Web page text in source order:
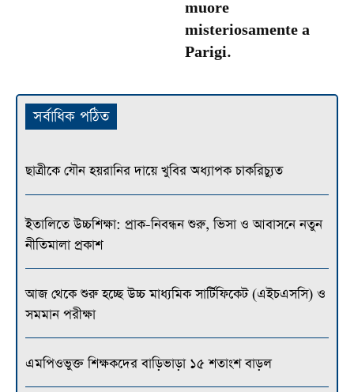
muore
misteriosamente a
Parigi.
সর্বাধিক পঠিত
ছাত্রীকে যৌন হয়রানির দায়ে খুবির অধ্যাপক চাকরিচ্যুত
ইতালিতে উচ্চশিক্ষা: প্রাক-নিবন্ধন শুরু, ভিসা ও আবাসনে নতুন
নীতিমালা প্রকাশ
আজ থেকে শুরু হচ্ছে উচ্চ মাধ্যমিক সার্টিফিকেট (এইচএসসি) ও
সমমান পরীক্ষা
এমপিওভুক্ত শিক্ষকদের বাড়িভাড়া ১৫ শতাংশ বাড়ল